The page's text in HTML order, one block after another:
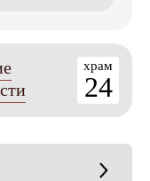
храм
24